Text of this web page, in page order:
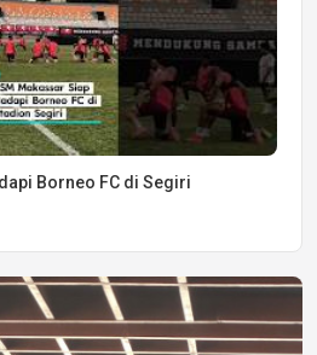
Borneo FC di Segiri